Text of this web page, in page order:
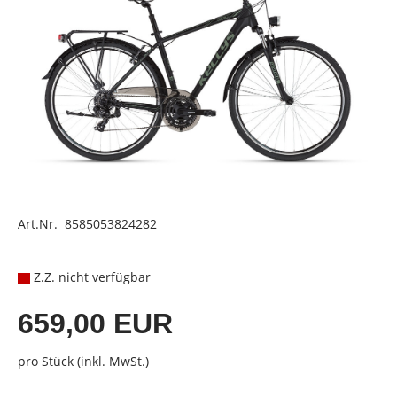
Art.Nr. 8585053824282
Z.Z. nicht verfügbar
659,00 EUR
pro Stück (inkl. MwSt.)